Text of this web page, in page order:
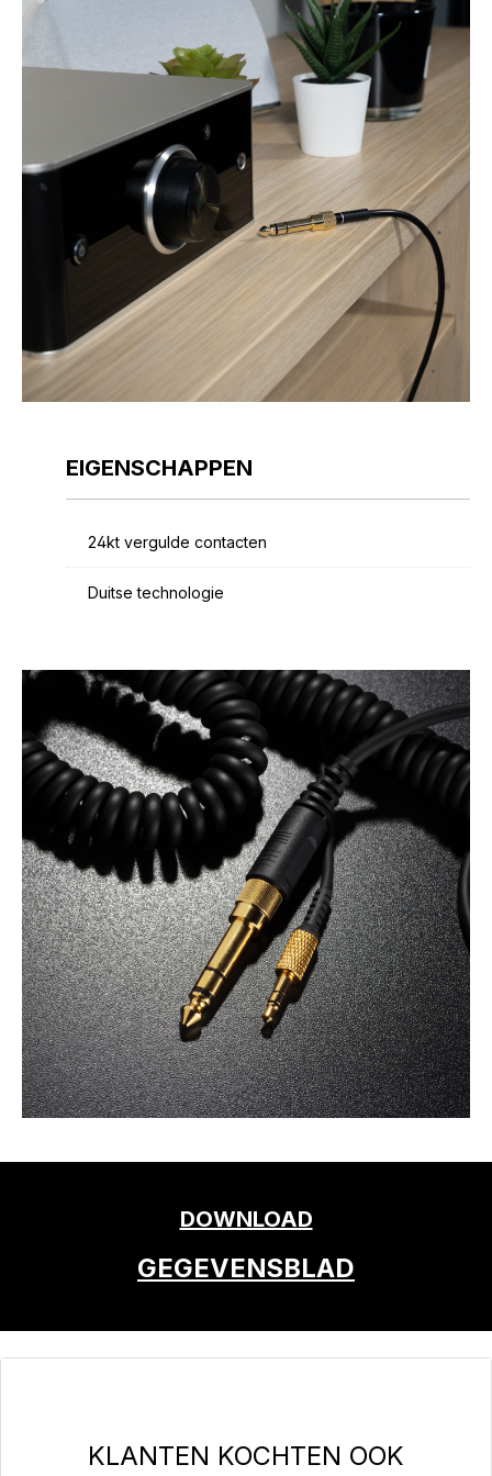
EIGENSCHAPPEN
24kt vergulde contacten
Duitse technologie
DOWNLOAD
GEGEVENSBLAD
Productgalerij overslaan
KLANTEN KOCHTEN OOK